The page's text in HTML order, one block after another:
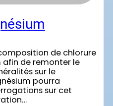
de chlorure
de remonter le
sur le
pourra
sur cet